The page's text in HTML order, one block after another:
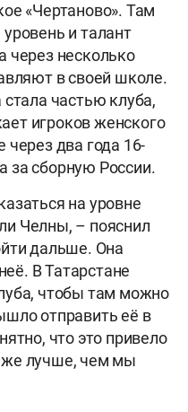
«Чертаново». Там
и талант
через несколько
в своей школе.
частью клуба,
игроков женского
два года 16-
за сборную России.
на уровне
Челны, – пояснил
дальше. Она
В Татарстане
чтобы там можно
отправить её в
что это привело
лучше, чем мы